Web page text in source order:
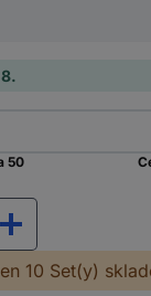
50
10 Set(y)